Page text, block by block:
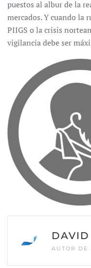
puestos al albur de la
mercados. Y cuando la
PIIGS o la crisis
vigilancia debe ser
AUTOR DE